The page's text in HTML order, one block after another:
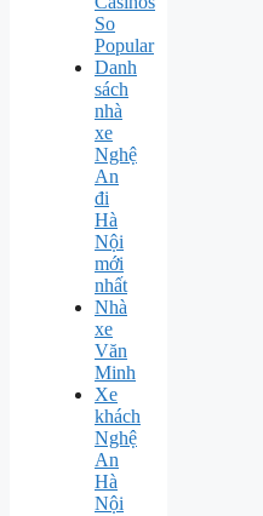
So
Popular
Danh
sách
nhà
xe
Nghệ
An
đi
Hà
Nội
mới
nhất
Nhà
xe
Văn
Minh
Xe
khách
Nghệ
An
Hà
Nội